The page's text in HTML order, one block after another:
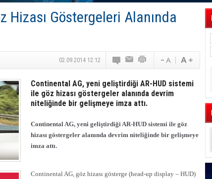
Saadia Zahidi Getirildi. IATA Tarihinde İlk
Zahidi as Director General
Ankara ile Hizmet Ağını Güçlendirdi
Hizası Göstergeleri Alanında
02.09.2014 12:12
Continental AG, yeni geliştirdiği AR-HUD sistemi
ile göz hizası göstergeler alanında devrim
niteliğinde bir gelişmeye imza attı.
Continental AG, yeni geliştirdiği AR-HUD sistemi ile göz
hizası göstergeler alanında devrim niteliğinde bir gelişmeye
imza attı.
Continental AG, göz hizası gösterge (head-up display – HUD)